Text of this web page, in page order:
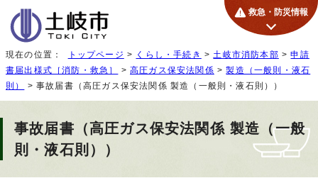
救急・防災情報
現在の位置： トップページ > くらし・手続き >土岐市消防本部 >申請
書届出様式［消防・救急］
>高圧ガス保安法関係 >製造（一般則・液石
則）
> 事故届書（高圧ガス保安法関係 製造（一般則・液石則））
事故届書（高圧ガス保安法関係 製造（一般
則・液石則））